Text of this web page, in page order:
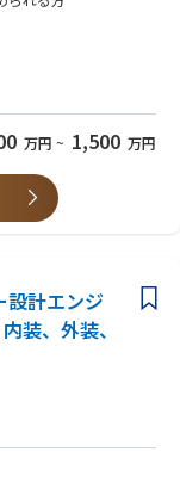
じて、画像認識・コン
ビリティ開発に貢献
以上）
万円 ~ 1,500 万円
設計エンジ
装、外装、